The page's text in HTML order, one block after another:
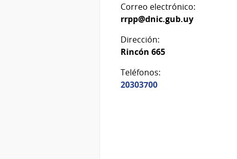
Correo electrónico:
rrpp@dnic.gub.uy
Dirección:
Rincón 665
Teléfonos:
20303700